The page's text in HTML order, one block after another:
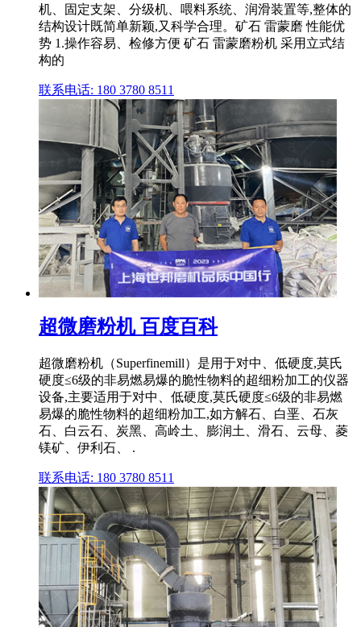
机、固定支架、分级机、喂料系统、润滑装置等,整体的
结构设计既简单新颖,又科学合理。矿石 雷蒙磨 性能优
势 1.操作容易、检修方便 矿石 雷蒙磨粉机 采用立式结
构的
联系电话: 180 3780 8511
超微磨粉机 百度百科
超微磨粉机（Superfinemill）是用于对中、低硬度,莫氏
硬度≤6级的非易燃易爆的脆性物料的超细粉加工的仪器
设备,主要适用于对中、低硬度,莫氏硬度≤6级的非易燃
易爆的脆性物料的超细粉加工,如方解石、白垩、石灰
石、白云石、炭黑、高岭土、膨润土、滑石、云母、菱
镁矿、伊利石、 .
联系电话: 180 3780 8511